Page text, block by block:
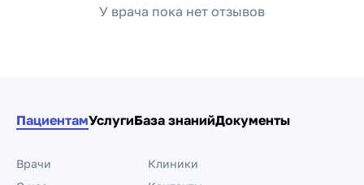
У врача пока нет отзывов
ПациентамУслугиБаза знанийДокументы
Врачи
Клиники